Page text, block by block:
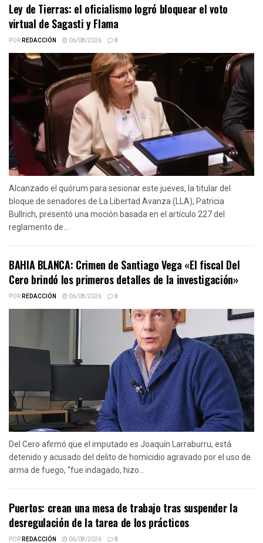
Ley de Tierras: el oficialismo logró bloquear el voto
virtual de Sagasti y Flama
PORREDACCIÓN 06/08/2026 0
Alcanzado el quórum para sesionar este jueves, la titular del
bloque de senadores de La Libertad Avanza (LLA), Patricia
Bullrich, presentó una moción basada en el artículo 227 del
reglamento de...
BAHIA BLANCA: Crimen de Santiago Vega «El fiscal Del
Cero brindó los primeros detalles de la investigación»
PORREDACCIÓN 06/08/2026 0
Del Cero afirmó que el imputado es Joaquín Larraburru, está
detenido y acusado del delito de homicidio agravado por el uso de
arma de fuego, “fue indagado, hizo...
Puertos: crean una mesa de trabajo tras suspender la
desregulación de la tarea de los prácticos
PORREDACCIÓN 06/08/2026 0